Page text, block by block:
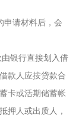
申请材料后，会
银行直接划入借
款人应按贷款合
卡或活期储蓄帐
押人或出质人，